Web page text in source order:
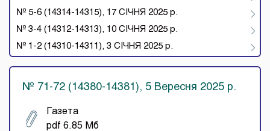
№ 5-6 (14314-14315), 17 СІЧНЯ 2025 р.
№ 3-4 (14312-14313), 10 СІЧНЯ 2025 р.
№ 1-2 (14310-14311), 3 СІЧНЯ 2025 р.
№ 71-72 (14380-14381), 5 Вересня 2025 р.
Газета
pdf 6.85 Мб